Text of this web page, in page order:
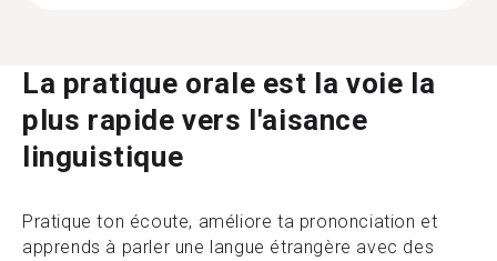
La pratique orale est la voie la
plus rapide vers l'aisance
linguistique
Pratique ton écoute, améliore ta prononciation et
apprends à parler une langue étrangère avec des